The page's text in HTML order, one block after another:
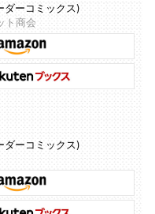
ーコミックス)
ト商会
ーコミックス)